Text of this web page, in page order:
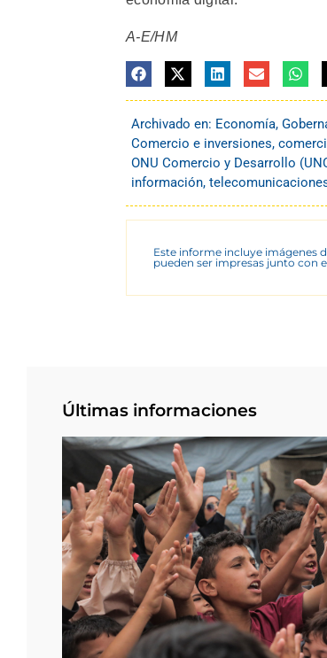
A-E/HM
Archivado en: Economía,
Comercio e inversiones,
ONU Comercio y Desarrollo
información,
Este informe incluye imágenes
pueden ser impresas junto con
Últimas informaciones